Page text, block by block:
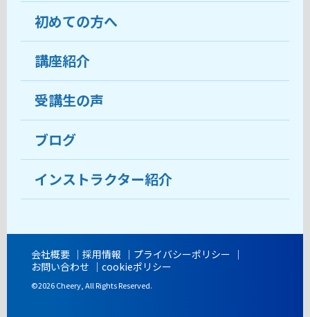
教室について
受講生の声
おすすめ・人気の講座
目的から講座を探す
教室ブログ
開講時間
初めての方へ
ココがおすすめ
料金
受講までの流れ
よくあるご質問
講座紹介
受講生の声
ブログ
インストラクター紹介
会社概要 採用情報
プライバシーポリシー
お問い合わせ
cookieポリシー
©2026 Cheery, All Rights Reserved.